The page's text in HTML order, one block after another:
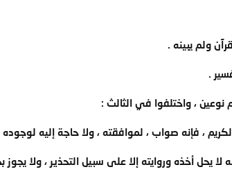
ولم يبينه .
.
، واختلفوا في الثالث :
، فإنه صواب ، لموافقته ، ولا حاجة إليه لوجوده
يحل أخذه وروايته إلا على سبيل التحذير ، ولا يجوز